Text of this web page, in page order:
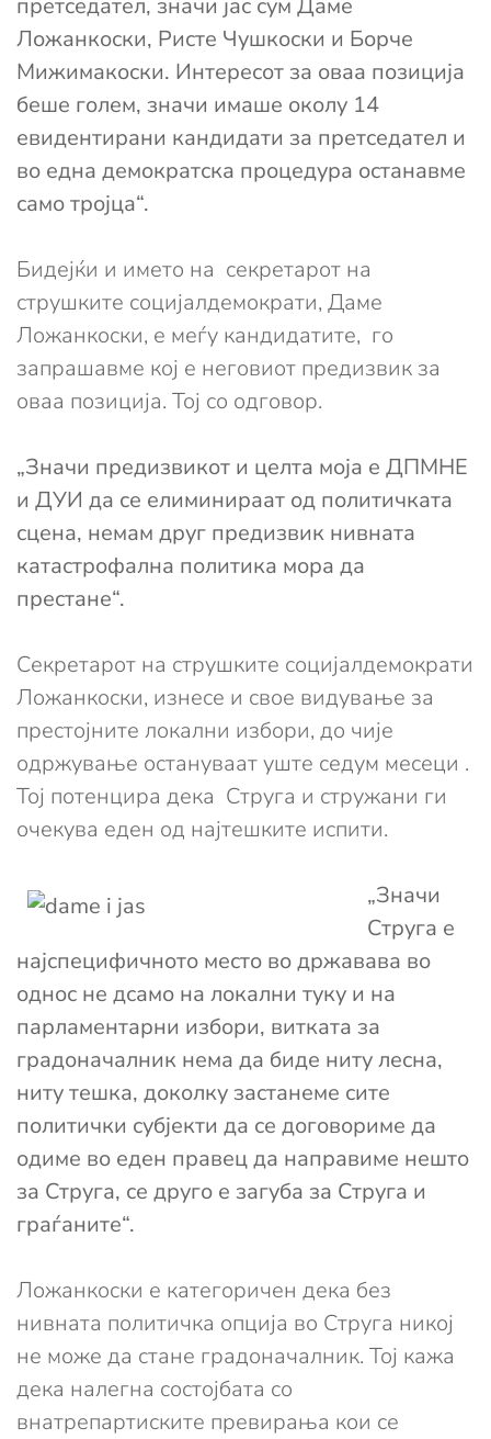
претседател, значи јас сум Даме
Ложанкоски, Ристе Чушкоски и Борче
Мижимакоски. Интересот за оваа позиција
беше голем, значи имаше околу 14
евидентирани кандидати за претседател и
во една демократска процедура останавме
само тројца“.
Бидејќи и името на секретарот на
струшките социјалдемократи, Даме
Ложанкоски, е меѓу кандидатите, го
запрашавме кој е неговиот предизвик за
оваа позиција. Тој со одговор.
„Значи предизвикот и целта моја е ДПМНЕ
и ДУИ да се елиминираат од политичката
сцена, немам друг предизвик нивната
катастрофална политика мора да
престане“.
Секретарот на струшките социјалдемократи
Ложанкоски, изнесе и свое видување за
престојните локални избори, до чије
одржување остануваат уште седум месеци .
Тој потенцира дека Струга и стружани ги
очекува еден од најтешките испити.
„Значи
Струга е
најспецифичното место во државава во
однос не дсамо на локални туку и на
парламентарни избори, витката за
градоначалник нема да биде ниту лесна,
ниту тешка, доколку застанеме сите
политички субјекти да се договориме да
одиме во еден правец да направиме нешто
за Струга, се друго е загуба за Струга и
граѓаните“.
Ложанкоски е категоричен дека без
нивната политичка опција во Струга никој
не може да стане градоначалник. Тој кажа
дека налегна состојбата со
внатрепартиските превирања кои се